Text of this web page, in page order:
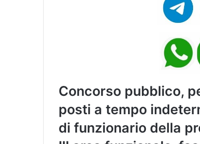
Concorso pubblico,
posti a tempo
di funzionario della